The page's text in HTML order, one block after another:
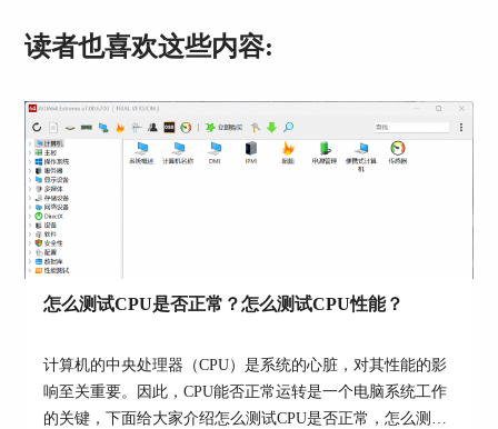
三、查看内存
如图3所示，点击“内存”。在这项内容中能够看到
电脑的物理内存与虚拟内存，其中需要着重关注的
是内存的可用容量与使用率。例如，笔者的电脑物
理内存为9369MB，虚拟内存为17245MB，内存使
用率为53%。
读者也喜欢这些内容:
怎么测试CPU是否正常？怎么测试CPU性能？
计算机的中央处理器（CPU）是系统的心脏，对其性能的影
响至关重要。因此，CPU能否正常运转是一个电脑系统工作
的关键，下面给大家介绍怎么测试CPU是否正常，怎么测试